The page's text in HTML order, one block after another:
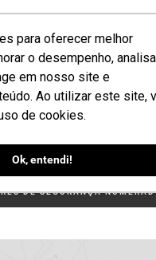
para oferecer melhor
o desempenho,
em nosso site e
Ao utilizar este site,
de cookies.
Ok, entendi!
DE SEGURANÇA